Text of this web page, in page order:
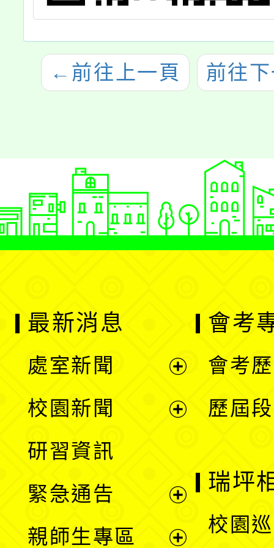
← 前往上一頁 前往
最新消息
處室新聞
單
校園新聞
選
單
研習資訊
緊急通告
親師生專區
會考
會考
歷屆
瑞坪
校園